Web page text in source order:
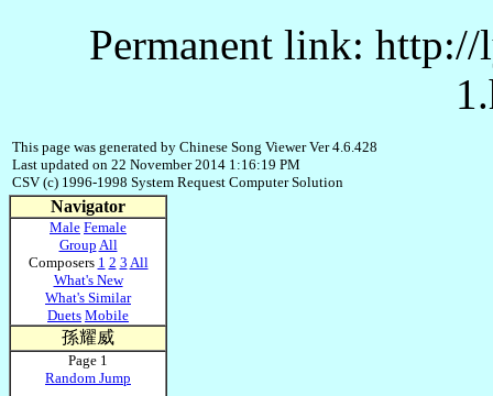
Permanent link:
This page was generated by Chinese Song Viewer Ver 4.6.428
Last updated on 22 November 2014 1:16:19 PM
CSV (c) 1996-1998 System Request Computer Solution
Navigator
Male Female
Group All
Composers 1 2 3 All
What's New
What's Similar
Duets Mobile
孫耀威
Page 1
Random Jump